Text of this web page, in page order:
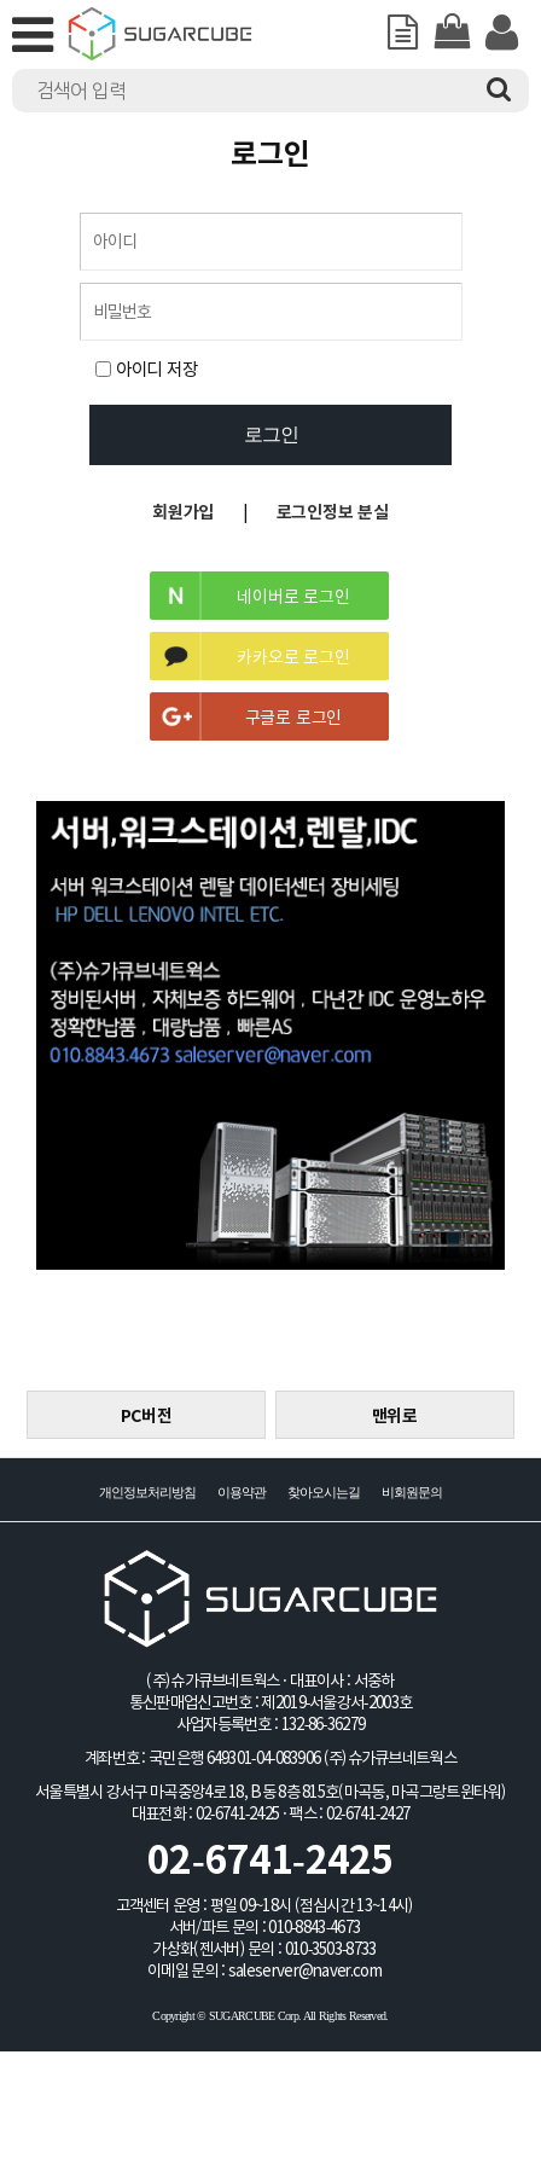
로그인
아이디 저장
회원가입 로그인정보 분실
네이버로 로그인
카카오로 로그인
구글로 로그인
PC버전 맨위로
개인정보처리방침 이용약관 찾아오시는길 비회원문의
(주)슈가큐브네트웍스 · 대표이사 : 서중하
통신판매업신고번호 : 제2019-서울강서-2003호
사업자등록번호 : 132-86-36279
계좌번호 : 국민은행 649301-04-083906 (주)슈가큐브네트웍스
서울특별시 강서구 마곡중앙4로 18, B동 8층 815호(마곡동, 마곡그랑트윈타워)
대표전화 : 02-6741-2425 · 팩스 : 02-6741-2427
02-6741-2425
고객센터 운영 : 평일 09~18시 (점심시간 13~14시)
서버/파트 문의 :010-8843-4673
가상화(젠서버) 문의 : 010-3503-8733
이메일 문의 : saleserver@naver.com
Copyright © SUGARCUBE Corp. All Rights Reserved.